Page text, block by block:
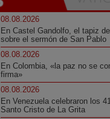
08.08.2026
En Castel Gandolfo, el tapiz
sobre el sermón de San Pablo
08.08.2026
En Colombia, «la paz no se
firma»
08.08.2026
En Venezuela celebraron los
Santo Cristo de La Grita